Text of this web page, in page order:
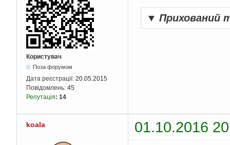
Користувач
Поза форумом
Дата реєстрації: 20.05.2015
Повідомлень: 45
Репутація: 14
▼ Прихований
koala 01.10.2016